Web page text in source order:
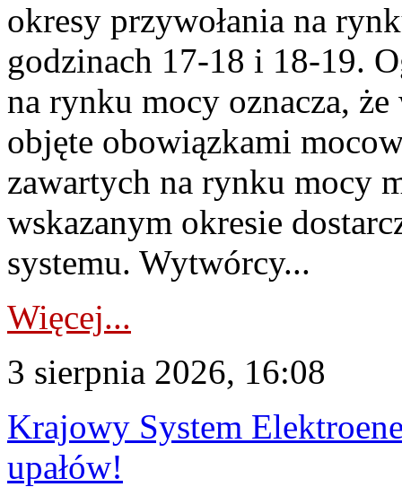
okresy przywołania na
godzinach 17-18 i 18-19.
na rynku mocy oznacza,
objęte obowiązkami
zawartych na rynku mocy
wskazanym okresie
systemu. Wytwórcy...
Więcej...
3 sierpnia 2026, 16:08
Krajowy System
upałów!